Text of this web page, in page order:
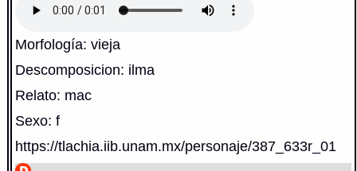
Morfología: vieja
Descomposicion: ilma
Relato: mac
Sexo: f
https://tlachia.iib.unam.mx/personaje/387_633r_01